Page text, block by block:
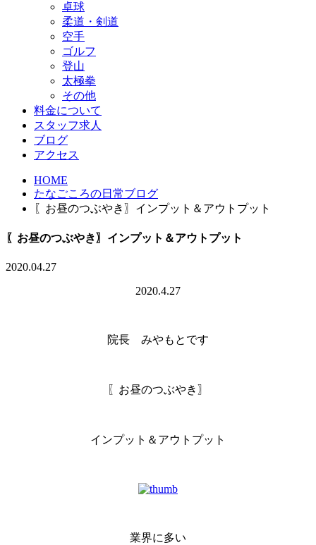
卓球
柔道・剣道
空手
ゴルフ
登山
太極拳
その他
料金について
スタッフ求人
ブログ
アクセス
HOME
たなごころの日常ブログ
〖お昼のつぶやき〗インプット＆アウトプット
〖お昼のつぶやき〗インプット＆アウトプット
2020.04.27
2020.4.27
院長 みやもとです
〖お昼のつぶやき〗
インプット＆アウトプット
業界に多い